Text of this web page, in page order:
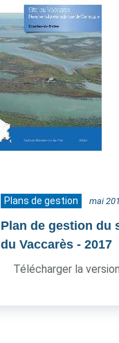
Plans de gestion mai
Plan de gestion du
du Vaccarès - 2017
Télécharger la